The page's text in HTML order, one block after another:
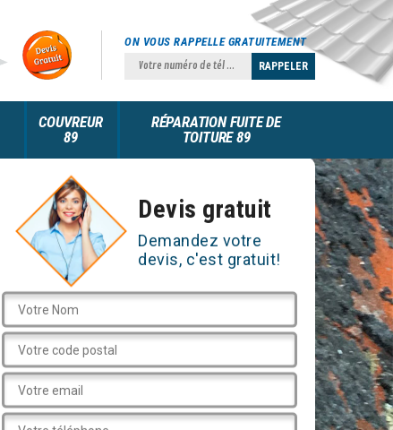
ON VOUS RAPPELLE GRATUITEMENT
COUVREUR
89
RÉPARATION FUITE DE
TOITURE 89
Devis gratuit
Demandez votre
devis, c'est gratuit!